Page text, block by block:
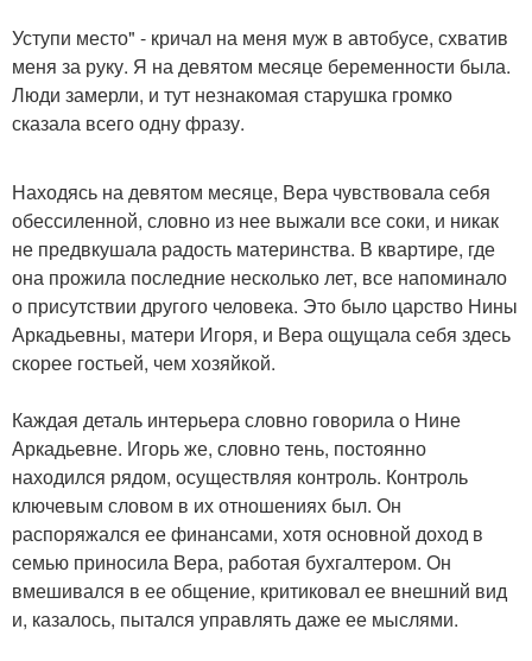
Уступи место" - кричал на меня муж в автобусе, схватив
меня за руку. Я на девятом месяце беременности была.
Люди замерли, и тут незнакомая старушка громко
сказала всего одну фразу.
Находясь на девятом месяце, Вера чувствовала себя
обессиленной, словно из нее выжали все соки, и никак
не предвкушала радость материнства. В квартире, где
она прожила последние несколько лет, все напоминало
о присутствии другого человека. Это было царство Нины
Аркадьевны, матери Игоря, и Вера ощущала себя здесь
скорее гостьей, чем хозяйкой.
Каждая деталь интерьера словно говорила о Нине
Аркадьевне. Игорь же, словно тень, постоянно
находился рядом, осуществляя контроль. Контроль
ключевым словом в их отношениях был. Он
распоряжался ее финансами, хотя основной доход в
семью приносила Вера, работая бухгалтером. Он
вмешивался в ее общение, критиковал ее внешний вид
и, казалось, пытался управлять даже ее мыслями.